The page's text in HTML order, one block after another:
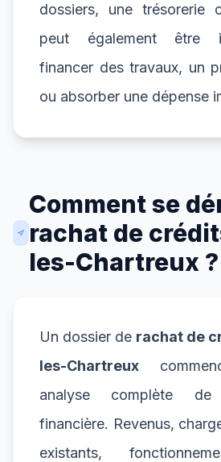
dossiers, une trésorerie
peut également être
financer des travaux, un
ou absorber une dépense
Comment se
rachat de
les-Chartreux ?
Un dossier de rachat de
les-Chartreux
analyse complète
financière. Revenus,
existants,